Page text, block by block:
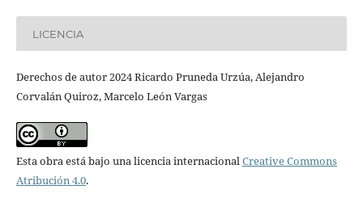
LICENCIA
Derechos de autor 2024 Ricardo Pruneda Urzúa, Alejandro
Corvalán Quiroz, Marcelo León Vargas
Esta obra está bajo una licencia internacionalCreative Commons
Atribución 4.0.